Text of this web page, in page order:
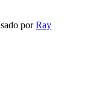
porRay